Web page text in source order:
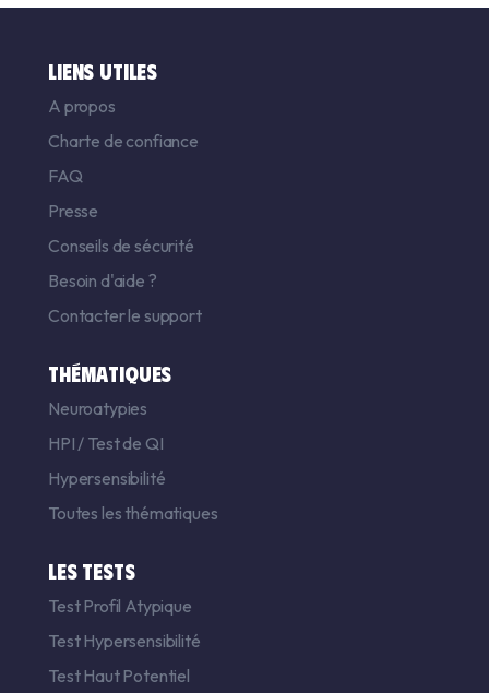
LIENS UTILES
A propos
Charte de confiance
FAQ
Presse
Conseils de sécurité
Besoin d'aide ?
Contacter le support
THÉMATIQUES
Neuroatypies
HPI / Test de QI
Hypersensibilité
Toutes les thématiques
LES TESTS
Test Profil Atypique
Test Hypersensibilité
Test Haut Potentiel